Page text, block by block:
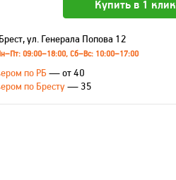
Купить в 1 клик
ул. Генерала Попова 12
09:00–18:00, Сб–Вс: 10:00–17:00
по РБ — от 40
по Бресту— 35